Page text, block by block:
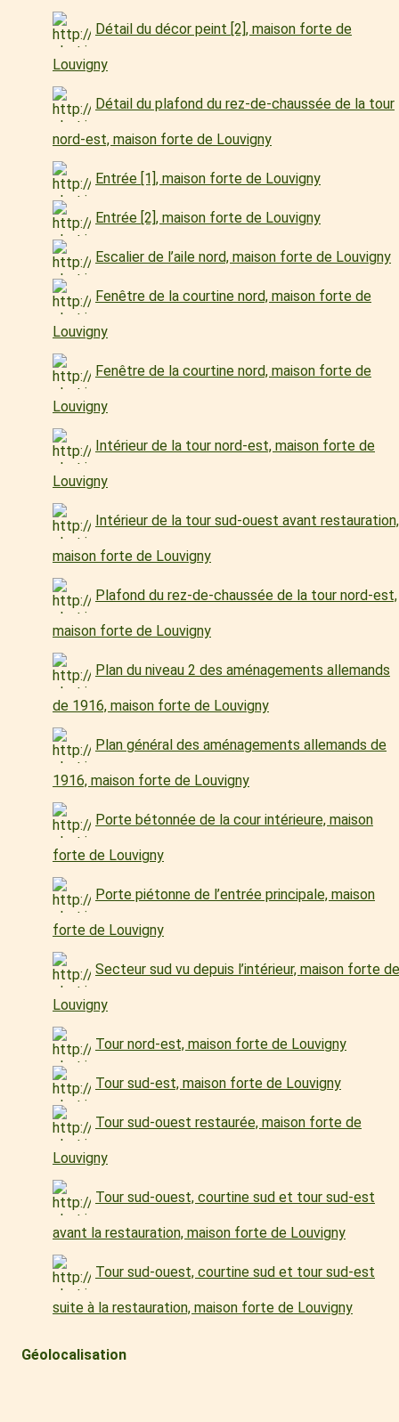
Détail du décor peint [2], maison forte de
Louvigny
Détail du plafond du rez-de-chaussée de la tour
nord-est, maison forte de Louvigny
Entrée [1], maison forte de Louvigny
Entrée [2], maison forte de Louvigny
Escalier de l’aile nord, maison forte de Louvigny
Fenêtre de la courtine nord, maison forte de
Louvigny
Fenêtre de la courtine nord, maison forte de
Louvigny
Intérieur de la tour nord-est, maison forte de
Louvigny
Intérieur de la tour sud-ouest avant restauration,
maison forte de Louvigny
Plafond du rez-de-chaussée de la tour nord-est,
maison forte de Louvigny
Plan du niveau 2 des aménagements allemands
de 1916, maison forte de Louvigny
Plan général des aménagements allemands de
1916, maison forte de Louvigny
Porte bétonnée de la cour intérieure, maison
forte de Louvigny
Porte piétonne de l’entrée principale, maison
forte de Louvigny
Secteur sud vu depuis l’intérieur, maison forte de
Louvigny
Tour nord-est, maison forte de Louvigny
Tour sud-est, maison forte de Louvigny
Tour sud-ouest restaurée, maison forte de
Louvigny
Tour sud-ouest, courtine sud et tour sud-est
avant la restauration, maison forte de Louvigny
Tour sud-ouest, courtine sud et tour sud-est
suite à la restauration, maison forte de Louvigny
Géolocalisation